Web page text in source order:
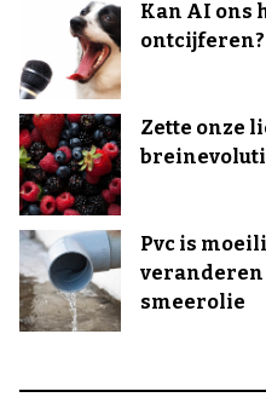
Kan AI ons
ontcijferen?
Zette onze
Pvc is
veranderen
smeerolie